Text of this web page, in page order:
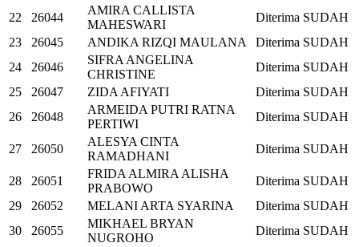
22 26044
AMIRA CALLISTA
MAHESWARI
Diterima SUDAH
23
26045 ANDIKA RIZQI MAULANA Diterima SUDAH
24
26046
SIFRA ANGELINA
CHRISTINE
Diterima SUDAH
25
26047 ZIDA AFIYATI Diterima SUDAH
26
26048
ARMEIDA PUTRI RATNA
PERTIWI
Diterima SUDAH
27 26050
ALESYA CINTA
RAMADHANI
Diterima SUDAH
28 26051
FRIDA ALMIRA ALISHA
PRABOWO
Diterima SUDAH
29
26052 MELANI ARTA SYARINA Diterima SUDAH
30
26055
MIKHAEL BRYAN
NUGROHO
Diterima SUDAH